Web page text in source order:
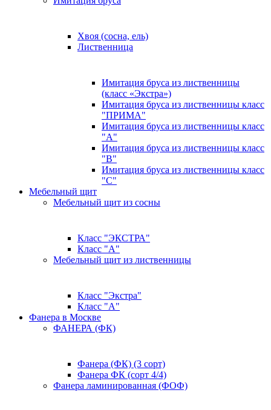
Хвоя (сосна, ель)
Лиственница
Имитация бруса из лиственницы
(класс «Экстра»)
Имитация бруса из лиственницы класс
"ПРИМА"
Имитация бруса из лиственницы класс
"А"
Имитация бруса из лиственницы класс
"B"
Имитация бруса из лиственницы класс
"C"
Мебельный щит
Мебельный щит из сосны
Класс "ЭКСТРА"
Класс "А"
Мебельный щит из лиственницы
Класс "Экстра"
Класс "А"
Фанера в Москве
ФАНЕРА (ФК)
Фанера (ФК) (3 сорт)
Фанера ФК (сорт 4/4)
Фанера ламинированная (ФОФ)